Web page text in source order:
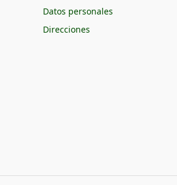
Datos personales
Direcciones